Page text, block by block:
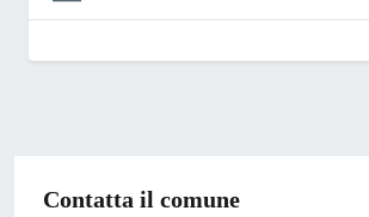
Contatta il comune